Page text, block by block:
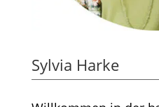
Sylvia Harke